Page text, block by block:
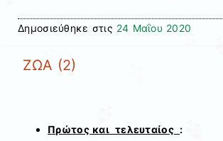
Δημοσιεύθηκε στις 24 Μαΐου 2020
ΖΩΑ (2)
Πρώτος και τελευταίος :